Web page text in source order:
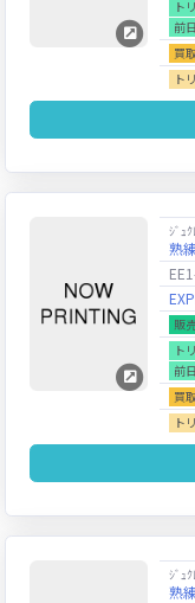
ト
前
買
ト
ｼﾞｭ
熟
販
ト
前
買
ト
ｼﾞｭ
熟